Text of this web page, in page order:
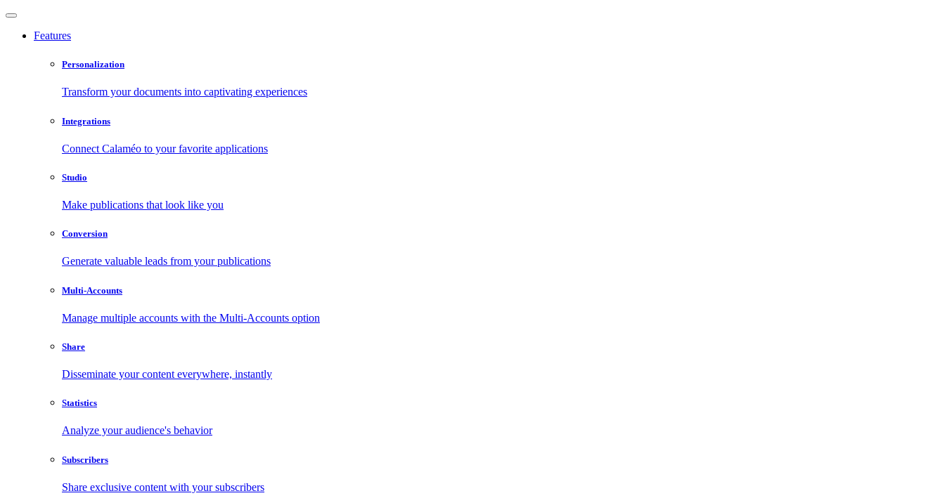
Features
Personalization
Transform your documents into captivating experiences
Integrations
Connect Calaméo to your favorite applications
Studio
Make publications that look like you
Conversion
Generate valuable leads from your publications
Multi-Accounts
Manage multiple accounts with the Multi-Accounts option
Share
Disseminate your content everywhere, instantly
Statistics
Analyze your audience's behavior
Subscribers
Share exclusive content with your subscribers